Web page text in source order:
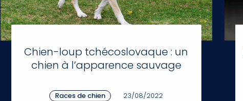
Chien-loup tchécoslovaque : un
chien à l’apparence sauvage
Races de chien 23/08/2022